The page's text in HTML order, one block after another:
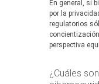
En general, si
por la
regulatorios
perspectiva
¿Cuáles